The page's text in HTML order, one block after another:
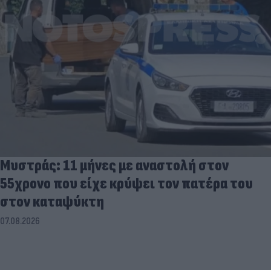
Μυστράς: 11 μήνες με αναστολή στον
55χρονο που είχε κρύψει τον πατέρα του
στον καταψύκτη
07.08.2026